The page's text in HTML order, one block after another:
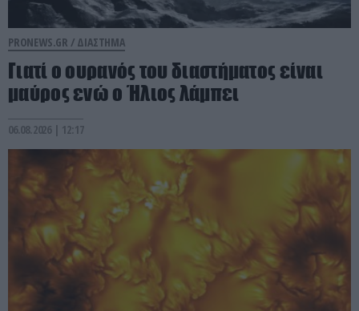
PRONEWS.GR / ΔΙΑΣΤΗΜΑ
Γιατί ο ουρανός του διαστήματος είναι
μαύρος ενώ ο Ήλιος λάμπει
06.08.2026 | 12:17